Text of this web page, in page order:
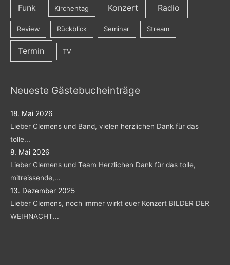
Funk Kirchentag Konzert Radio
Review Rückblick Seminar Stream
Termin TV
Neueste Gästebucheinträge
18. Mai 2026
Lieber Clemens und Band, vielen herzlichen Dank für das
tolle...
8. Mai 2026
Lieber Clemens und Team Herzlichen Dank für das tolle,
mitreissende,...
13. Dezember 2025
Lieber Clemens, noch immer wirkt euer Konzert BILDER DER
WEIHNACHT...